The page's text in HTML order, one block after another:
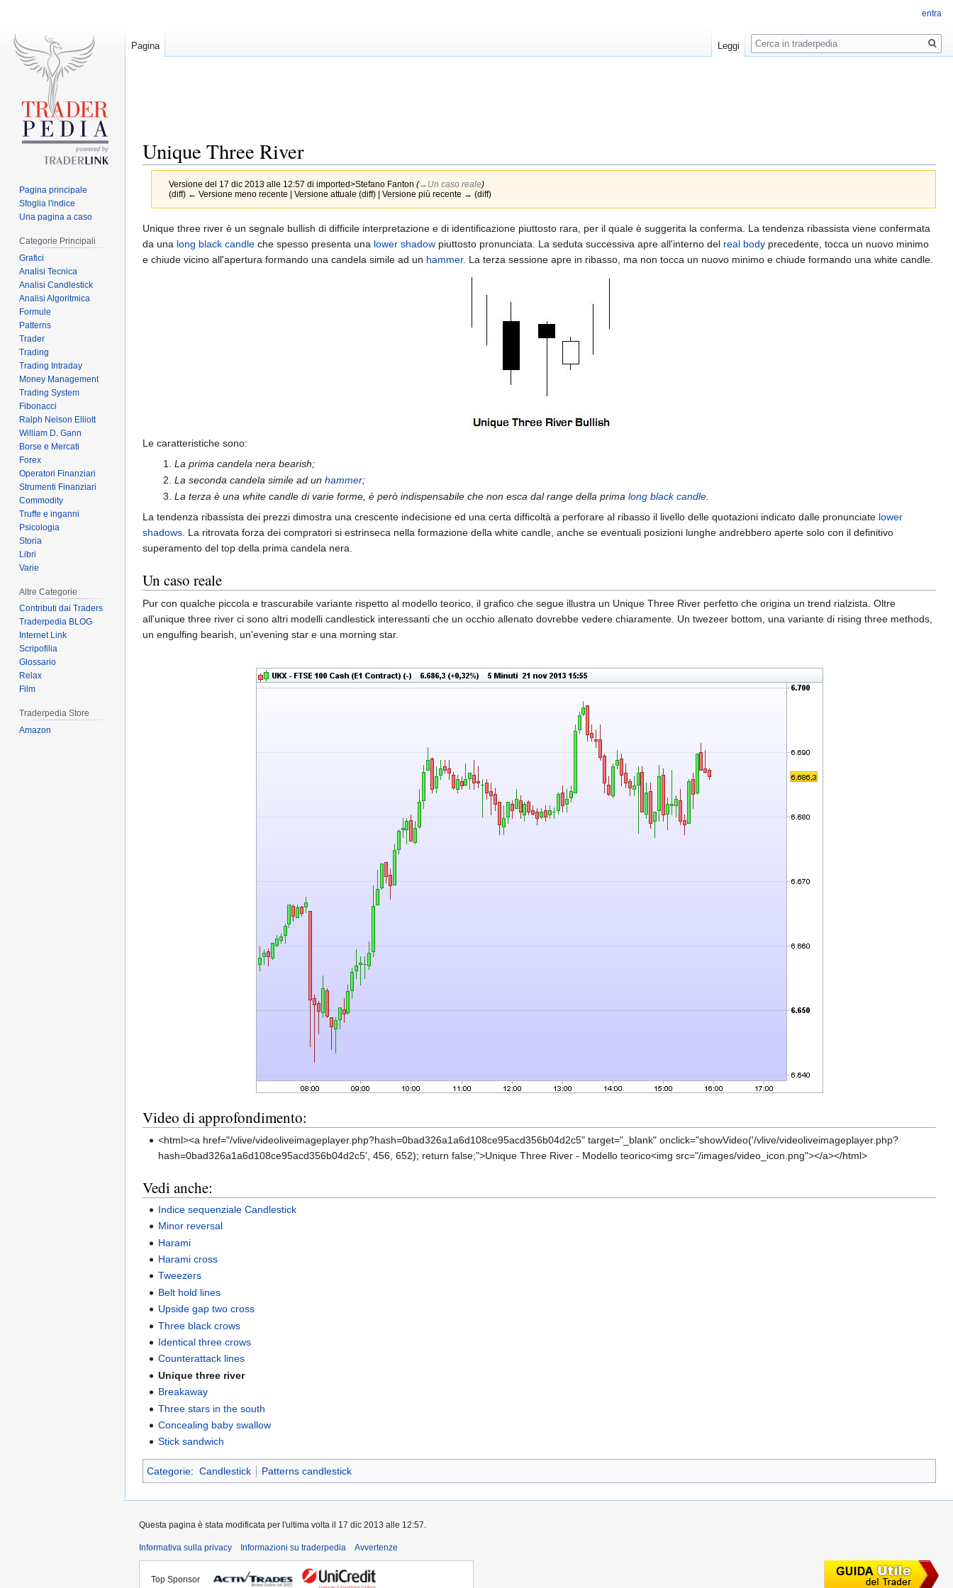
Unique Three River
Versione del 17 dic 2013 alle 12:57 di imported>Stefano Fanton (→‎Un caso reale)
(diff) ← Versione meno recente | Versione attuale (diff) | Versione più recente → (diff)
Jump
to
navigation
Jump
to
search
Unique three river è un segnale bullish di difficile interpretazione e di identificazione piuttosto rara, per il quale è suggerita la conferma. La tendenza ribassista viene confermata
da una long black candle che spesso presenta una lower shadow piuttosto pronunciata. La seduta successiva apre all'interno del real body precedente, tocca un nuovo minimo
e chiude vicino all'apertura formando una candela simile ad un hammer. La terza sessione apre in ribasso, ma non tocca un nuovo minimo e chiude formando una white candle.
Le caratteristiche sono:
La prima candela nera bearish;
La seconda candela simile ad un hammer;
La terza è una white candle di varie forme, è però indispensabile che non esca dal range della prima long black candle.
La tendenza ribassista dei prezzi dimostra una crescente indecisione ed una certa difficoltà a perforare al ribasso il livello delle quotazioni indicato dalle pronunciate lower
shadows. La ritrovata forza dei compratori si estrinseca nella formazione della white candle, anche se eventuali posizioni lunghe andrebbero aperte solo con il definitivo
superamento del top della prima candela nera.
Un caso reale
Pur con qualche piccola e trascurabile variante rispetto al modello teorico, il grafico che segue illustra un Unique Three River perfetto che origina un trend rialzista. Oltre
all'unique three river ci sono altri modelli candlestick interessanti che un occhio allenato dovrebbe vedere chiaramente. Un twezeer bottom, una variante di rising three methods,
un engulfing bearish, un'evening star e una morning star.
Video di approfondimento:
<html><a href="/vlive/videoliveimageplayer.php?hash=0bad326a1a6d108ce95acd356b04d2c5" target="_blank" onclick="showVideo('/vlive/videoliveimageplayer.php?
hash=0bad326a1a6d108ce95acd356b04d2c5', 456, 652); return false;">Unique Three River - Modello teorico<img src="/images/video_icon.png"></a></html>
Vedi anche:
Indice sequenziale Candlestick
Minor reversal
Harami
Harami cross
Tweezers
Belt hold lines
Upside gap two cross
Three black crows
Identical three crows
Counterattack lines
Unique three river
Breakaway
Three stars in the south
Concealing baby swallow
Stick sandwich
Categorie: Candlestick Patterns candlestick
entra
Pagina Leggi
Ricerca
Pagina principale
Sfoglia l'indice
Una pagina a caso
Categorie Principali
Grafici
Analisi Tecnica
Analisi Candlestick
Analisi Algoritmica
Formule
Patterns
Trader
Trading
Trading Intraday
Money Management
Trading System
Fibonacci
Ralph Nelson Elliott
William D. Gann
Borse e Mercati
Forex
Operatori Finanziari
Strumenti Finanziari
Commodity
Truffe e inganni
Psicologia
Storia
Libri
Varie
Altre Categorie
Contributi dai Traders
Traderpedia BLOG
Internet Link
Scripofilia
Glossario
Relax
Film
Traderpedia Store
Amazon
Questa pagina è stata modificata per l'ultima volta il 17 dic 2013 alle 12:57.
Informativa sulla privacy Informazioni su traderpedia Avvertenze
Top Sponsor